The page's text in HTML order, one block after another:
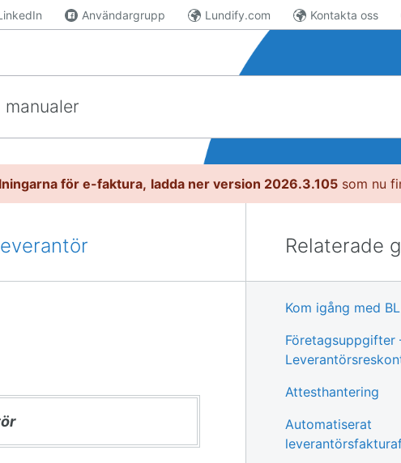
Användargrupp Lundify.com Kontakta oss
för e-faktura, ladda ner version 2026.3.105 som nu
Relaterade
Kom igång med
Företagsuppgifter
Attesthantering
Automatiserat